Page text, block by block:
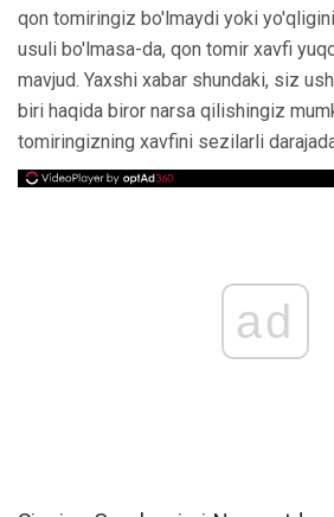
qon tomiringiz bo'lmaydi yoki
usuli bo'lmasa-da, qon tomir xavfi
mavjud. Yaxshi xabar shundaki, siz
biri haqida biror narsa qilishingiz
tomiringizning xavfini sezilarli
ad